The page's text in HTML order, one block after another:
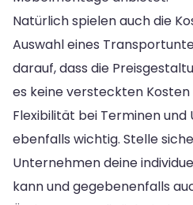
Natürlich spielen auch die
Auswahl eines
darauf, dass die
es keine versteckten Kosten
Flexibilität bei Terminen und
ebenfalls wichtig. Stelle
Unternehmen deine
kann und gegebenenfalls